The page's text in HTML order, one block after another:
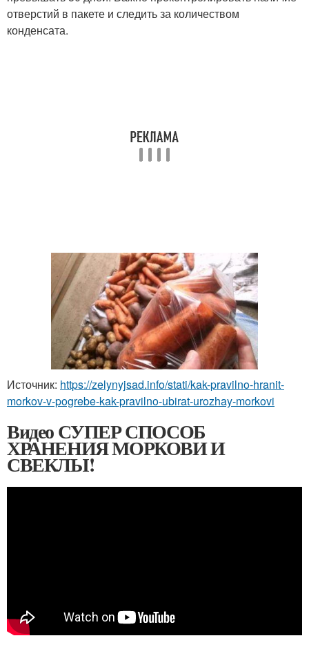
отверстий в пакете и следить за количеством
конденсата.
Источник: https://zelynyjsad.info/stati/kak-pravilno-hranit-
morkov-v-pogrebe-kak-pravilno-ubirat-urozhay-morkovi
Видео СУПЕР СПОСОБ
ХРАНЕНИЯ МОРКОВИ И
СВЕКЛЫ!